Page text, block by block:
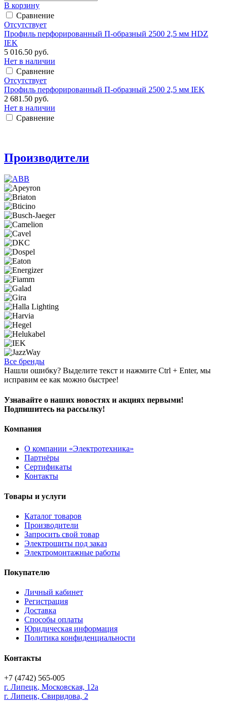
В корзину
Сравнение
Отсутствует
Профиль перфорированный П-образный 2500 2,5 мм HDZ
IEK
5 016.50 руб.
Нет в наличии
Сравнение
Отсутствует
Профиль перфорированный П-образный 2500 2,5 мм IEK
2 681.50 руб.
Нет в наличии
Сравнение
Производители
Все бренды
Нашли ошибку? Выделите текст и нажмите Ctrl + Enter, мы
исправим ее как можно быстрее!
Узнавайте о наших новостях и акциях первыми!
Подпишитесь на рассылку!
Компания
О компании «Электротехника»
Партнёры
Сертификаты
Контакты
Товары и услуги
Каталог товаров
Производители
Запросить свой товар
Электрощиты под заказ
Электромонтажные работы
Покупателю
Личный кабинет
Регистрация
Доставка
Способы оплаты
Юридическая информация
Политика конфиденциальности
Контакты
+7 (4742) 565-005
г. Липецк, Московская, 12а
г. Липецк, Свиридова, 2